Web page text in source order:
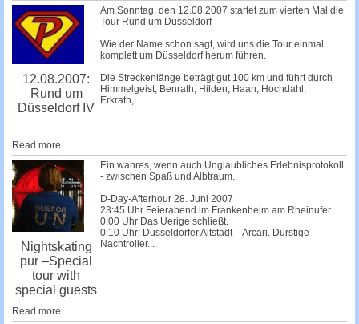
12.08.2007:
Rund um
Düsseldorf IV
Am Sonntag, den 12.08.2007 startet zum vierten Mal die
Tour Rund um Düsseldorf
Wie der Name schon sagt, wird uns die Tour einmal
komplett um Düsseldorf herum führen.
Die Streckenlänge beträgt gut 100 km und führt durch
Himmelgeist, Benrath, Hilden, Haan, Hochdahl,
Erkrath,...
Read more...
Nightskating
pur –Special
tour with
special guests
Ein wahres, wenn auch Unglaubliches Erlebnisprotokoll
- zwischen Spaß und Albtraum.
D-Day-Afterhour 28. Juni 2007
23:45 Uhr Feierabend im Frankenheim am Rheinufer
0:00 Uhr Das Uerige schließt.
0:10 Uhr: Düsseldorfer Altstadt – Arcari. Durstige
Nachtroller...
Read more...